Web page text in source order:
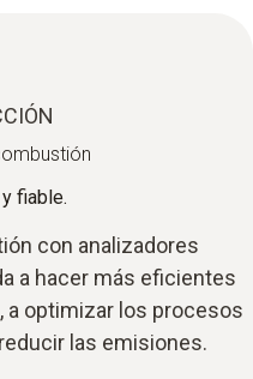
fiable.
con analizadores
a hacer más eficientes
a optimizar los procesos
las emisiones.